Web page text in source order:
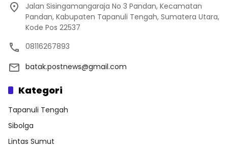
Jalan Sisingamangaraja No 3 Pandan, Kecamatan
Pandan, Kabupaten Tapanuli Tengah, Sumatera Utara,
Kode Pos 22537
08116267893
batak.postnews@gmail.com
Kategori
Tapanuli Tengah
Sibolga
Lintas Sumut